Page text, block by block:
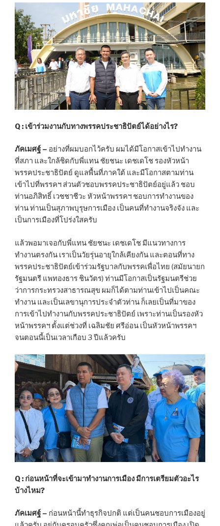
Q : เข้าร่วมงานกับทางพรรคประชาธิปัตย์ได้อย่างไร?
ภัคเมศฐ์ – อย่างที่ผมบอกไว้ครับ ผมได้มีโอกาสเข้าไปทำงาน
ที่สภา และใกล้ชิดกับพี่แทน ชัยชนะ เดชเดโช รองหัวหน้า
พรรคประชาธิปัตย์ ดูแลพื้นที่ภาคใต้ และมีโอกาสตามท่าน
เข้าไปที่พรรคฯ ส่วนตัวชอบพรรคประชาธิปัตย์อยู่แล้ว ชอบ
ท่านอภิสิทธิ์ เวชชาชีวะ หัวหน้าพรรคฯ ชอบการทำงานของ
ท่าน ท่านเป็นสุภาพบุรุษการเมือง เป็นคนที่ทำงานจริงจัง และ
เป็นการเมืองที่โปร่งใสครับ
แล้วพอมาเจอกับพี่แทน ชัยชนะ เดชเดโช มีแนวทางการ
ทำงานตรงกัน เราเป็นวัยรุ่นอายุใกล้เคียงกัน และตอนที่ทาง
พรรคประชาธิปัตย์เข้าร่วมรัฐบาลกับพรรคเพื่อไทย (สมัยนายก
รัฐมนตรี แพทองธาร ชินวัตร) ท่านมีโอกาสเป็นรัฐมนตรีช่วย
ว่าการกระทรวงสาธารณสุข ผมก็ได้ตามท่านเข้าไปเป็นคณะ
ทำงาน และเป็นเลขานุการประจำตัวท่าน ก็เลยเป็นที่มาของ
การเข้าไปทำงานกับพรรคประชาธิปัตย์ เพราะท่านเป็นรองหัว
หน้าพรรคฯ ตั้งแต่ช่วงที่ เฉลิมชัย ศรีอ่อน เป็นหัวหน้าพรรคฯ
จนตอนนี้เป็นเวลาเกือบ 3 ปีแล้วครับ
Q : ก่อนหน้าที่จะเข้ามาทำงานการเมือง มีการเตรียมตัวอะไร
บ้างไหม?
ภัคเมศฐ์ – ก่อนหน้านี้ทำธุรกิจปกติ แต่เป็นคนชอบการเมืองอยู่